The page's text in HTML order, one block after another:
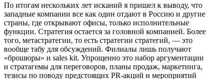
По итогам нескольких лет исканий я пришел к выводу, что
западные компании все как один отдают в Россию и другие
страны, где открывают офисы, только исполнительные
функции. Стратегия остается за головной компанией. Более
того, метастратегии, то есть стратегии стратегий, — это
вообще табу для обсуждений. Филиалы лишь получают
«брошюры» и sales kit. Упрощенно это набор аргументации
и стратагемы для переговоров, планы продаж, маркетинга,
тезисы по поводу предстоящих PR-акций и мероприятий